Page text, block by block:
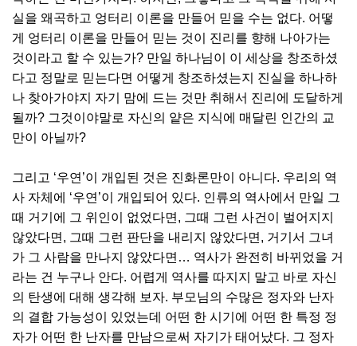
실을 왜곡하고 엉터리 이론을 만들어 믿을 수는 없다. 어떻
게 엉터리 이론을 만들어 믿는 것이 진리를 향해 나아가는
것이라고 할 수 있는가? 만일 하나님이 이 세상을 창조하셨
다고 정말로 믿는다면 어떻게 창조하셨는지 진실을 하나하
나 찾아가야지 자기 맘에 드는 것만 취해서 진리에 도달하게
될까? 그것이야말로 자신의 얕은 지식에 매달린 인간의 교
만이 아닐까?
그리고 ‘우연’이 개입된 것은 진화론만이 아니다. 우리의 역
사 자체에 ‘우연’이 개입되어 있다. 인류의 역사에서 만일 그
때 거기에 그 위인이 없었다면, 그때 그런 사건이 벌어지지
않았다면, 그때 그런 판단을 내리지 않았다면, 거기서 그녀
가 그 사람을 만나지 않았다면… 역사가 완전히 바뀌었을 거
라는 건 누구나 안다. 어렵게 역사를 따지지 말고 바로 자신
의 탄생에 대해 생각해 보자. 부모님의 수많은 정자와 난자
의 결합 가능성이 있었는데 어떤 한 시기에 어떤 한 특정 정
자가 어떤 한 난자를 만남으로써 자기가 태어났다. 그 정자